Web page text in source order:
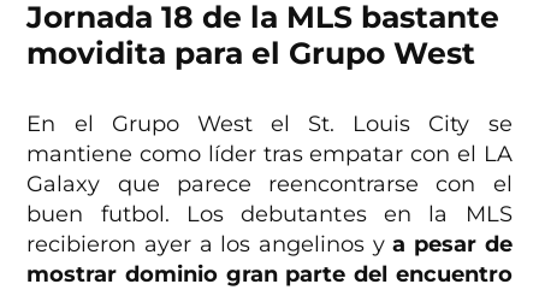
Jornada 18 de la MLS bastante
movidita para el Grupo West
En el Grupo West el St. Louis City se
mantiene como líder tras empatar con el LA
Galaxy que parece reencontrarse con el
buen futbol. Los debutantes en la MLS
recibieron ayer a los angelinos ya pesar de
mostrar dominio gran parte del encuentro